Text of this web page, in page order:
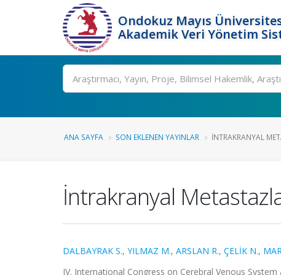
Ondokuz Mayıs
Akademik Veri Yönetim
Ara
ANA SAYFA SON EKLENEN YAYINLAR İNTRAKRANYAL
İntrakranyal
DALBAYRAK S., YILMAZ M., ARSLAN R., ÇELİK N.,
IV. International Congress on Cerebral Venous